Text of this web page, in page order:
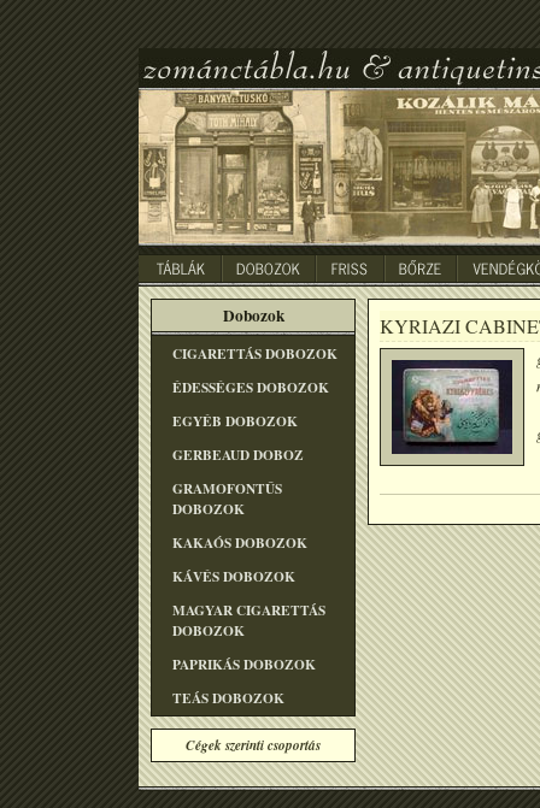
Dobozok
CIGARETTÁS DOBOZOK
ÉDESSÉGES DOBOZOK
EGYÉB DOBOZOK
GERBEAUD DOBOZ
GRAMOFONTÛS
DOBOZOK
KAKAÓS DOBOZOK
KÁVÉS DOBOZOK
MAGYAR CIGARETTÁS
DOBOZOK
PAPRIKÁS DOBOZOK
TEÁS DOBOZOK
Cégek szerinti csoportás
KYRIAZI